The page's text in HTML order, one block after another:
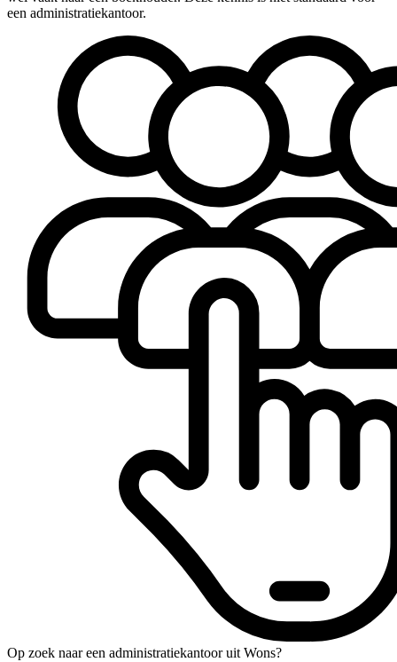
een administratiekantoor.
Op zoek naar een administratiekantoor uit Wons?